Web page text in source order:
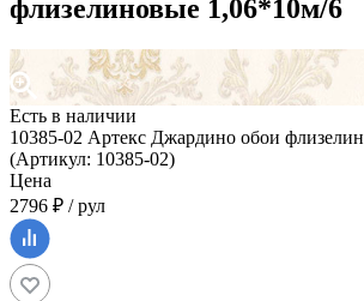
флизелиновые 1,06*10м/6
Есть в наличии
10385-02 Артекс Джардино обои
(Артикул: 10385-02)
Цена
2796 ₽ / рул